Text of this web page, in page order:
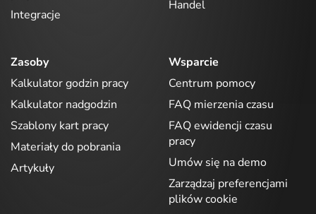
Integracje
Handel
Zasoby
Kalkulator godzin pracy
Kalkulator nadgodzin
Szablony kart pracy
Materiały do pobrania
Artykuły
Wsparcie
Centrum pomocy
FAQ mierzenia czasu
FAQ ewidencji czasu
pracy
Umów się na demo
Zarządzaj preferencjami
plików cookie